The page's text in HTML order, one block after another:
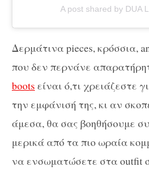
A post shared by DUA
Δερμάτινα pieces, κρόσσια,
που δεν περνάνε
boots είναι ό,τι χρειάζεστε
την εμφάνισή της, κι αν
άμεσα, θα σας βοηθήσουμε
μερικά από τα πιο ωραία
να ενσωματώσετε στα outfit